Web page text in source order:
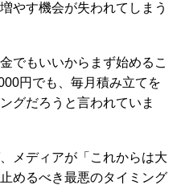
やす機会が失われてしまう
でもいいからまず始めるこ
円でも、毎月積み立てを
グだろうと言われていま
メディアが「これからは大
めるべき最悪のタイミング